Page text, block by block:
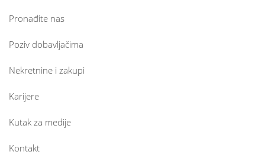
Pronađite nas
Poziv dobavljačima
Nekretnine i zakupi
Karijere
Kutak za medije
Kontakt